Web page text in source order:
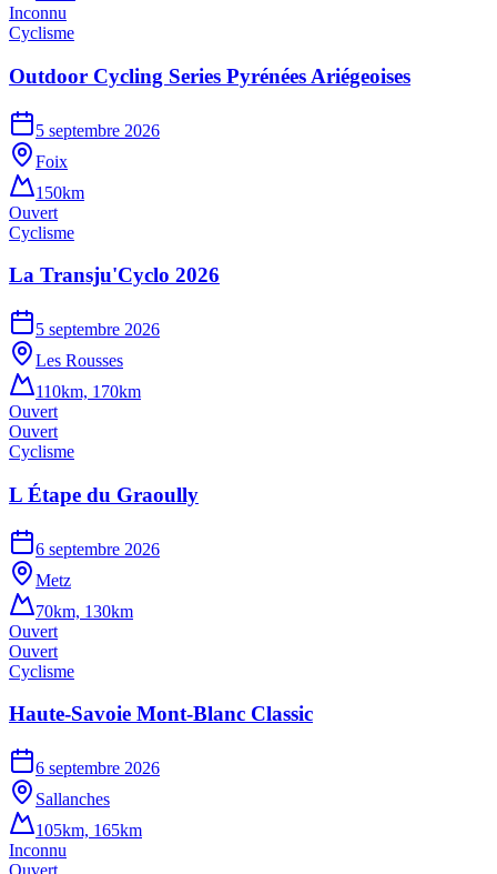
Inconnu
Cyclisme
Outdoor Cycling Series Pyrénées Ariégeoises
5 septembre 2026
Foix
150km
Ouvert
Cyclisme
La Transju'Cyclo 2026
5 septembre 2026
Les Rousses
110km, 170km
Ouvert
Ouvert
Cyclisme
L Étape du Graoully
6 septembre 2026
Metz
70km, 130km
Ouvert
Ouvert
Cyclisme
Haute-Savoie Mont-Blanc Classic
6 septembre 2026
Sallanches
105km, 165km
Inconnu
Ouvert